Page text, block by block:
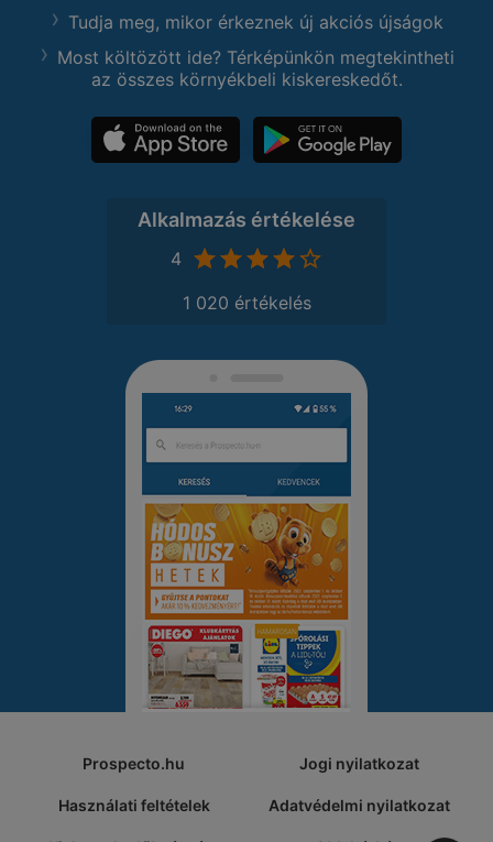
Tudja meg, mikor érkeznek új akciós újságok
Most költözött ide? Térképünkön megtekintheti
az összes környékbeli kiskereskedőt.
Alkalmazás értékelése
4
1 020 értékelés
Prospecto.hu Jogi nyilatkozat
Használati feltételek Adatvédelmi nyilatkozat